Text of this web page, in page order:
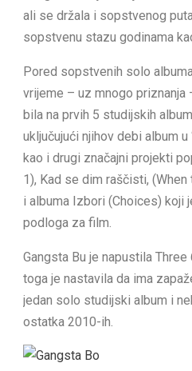
ali se držala i sopstvenog
sopstvenu stazu godinama
Pored sopstvenih solo
vrijeme – uz mnogo priznanja
bila na prvih 5 studijskih
uključujući njihov debi album u
kao i drugi značajni projekti
1), Kad se dim raščisti,
i albuma Izbori (Choices) koji
podloga za film.
Gangsta Bu je napustila
toga je nastavila da ima
jedan solo studijski album i
ostatka 2010-ih.